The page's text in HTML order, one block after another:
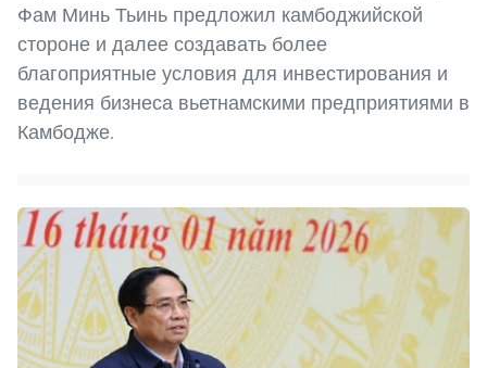
Фам Минь Тьинь предложил камбоджийской
стороне и далее создавать более
благоприятные условия для инвестирования и
ведения бизнеса вьетнамскими предприятиями в
Камбодже.